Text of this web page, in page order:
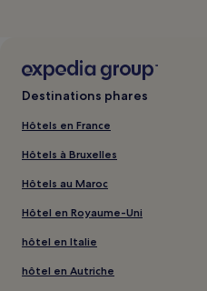
Destinations phares
Hôtels en France
Hôtels à Bruxelles
Hôtels au Maroc
Hôtel en Royaume-Uni
hôtel en Italie
hôtel en Autriche